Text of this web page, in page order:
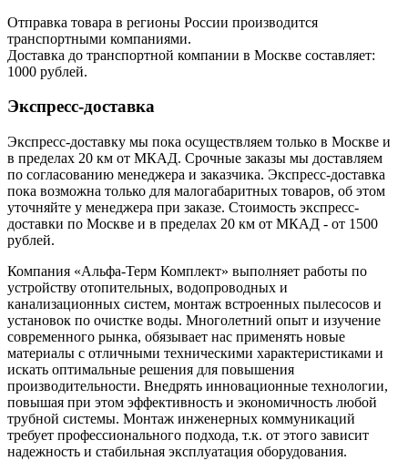
Отправка товара в регионы России производится
транспортными компаниями.
Доставка до транспортной компании в Москве составляет:
1000 рублей.
Экспресс-доставка
Экспресс-доставку мы пока осуществляем только в Москве и
в пределах 20 км от МКАД. Срочные заказы мы доставляем
по согласованию менеджера и заказчика. Экспресс-доставка
пока возможна только для малогабаритных товаров, об этом
уточняйте у менеджера при заказе. Стоимость экспресс-
доставки по Москве и в пределах 20 км от МКАД - от 1500
рублей.
Компания «Альфа-Терм Комплект» выполняет работы по
устройству отопительных, водопроводных и
канализационных систем, монтаж встроенных пылесосов и
установок по очистке воды. Многолетний опыт и изучение
современного рынка, обязывает нас применять новые
материалы с отличными техническими характеристиками и
искать оптимальные решения для повышения
производительности. Внедрять инновационные технологии,
повышая при этом эффективность и экономичность любой
трубной системы. Монтаж инженерных коммуникаций
требует профессионального подхода, т.к. от этого зависит
надежность и стабильная эксплуатация оборудования.